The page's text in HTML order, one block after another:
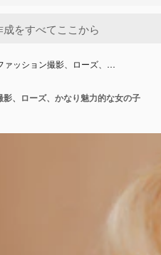
ァッション撮影、ローズ、…
、ローズ、かなり魅力的な女の子